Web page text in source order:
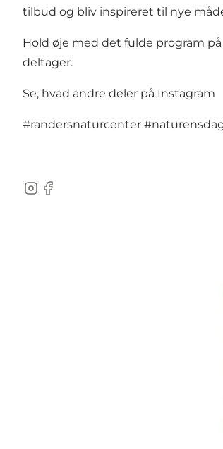
tilbud og bliv inspireret til nye
Hold øje med det fulde program på
deltager.
Se, hvad andre deler på Instagram
#randersnaturcenter
Instagram
Facebook